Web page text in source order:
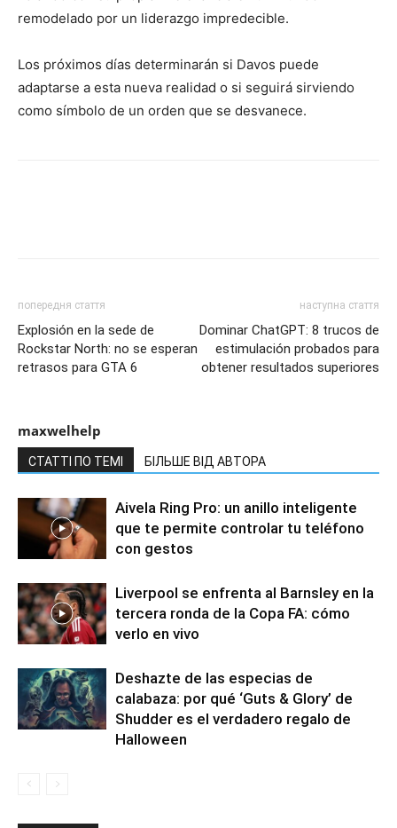
remodelado por un liderazgo impredecible.
Los próximos días determinarán si Davos puede
adaptarse a esta nueva realidad o si seguirá sirviendo
como símbolo de un orden que se desvanece.
попередня стаття
Explosión en la sede de
Rockstar North: no se esperan
retrasos para GTA 6
наступна стаття
Dominar ChatGPT: 8 trucos de
estimulación probados para
obtener resultados superiores
maxwelhelp
СТАТТІ ПО ТЕМІ БІЛЬШЕ ВІД АВТОРА
Aivela Ring Pro: un anillo inteligente
que te permite controlar tu teléfono
con gestos
Liverpool se enfrenta al Barnsley en la
tercera ronda de la Copa FA: cómo
verlo en vivo
Deshazte de las especias de
calabaza: por qué ‘Guts & Glory’ de
Shudder es el verdadero regalo de
Halloween